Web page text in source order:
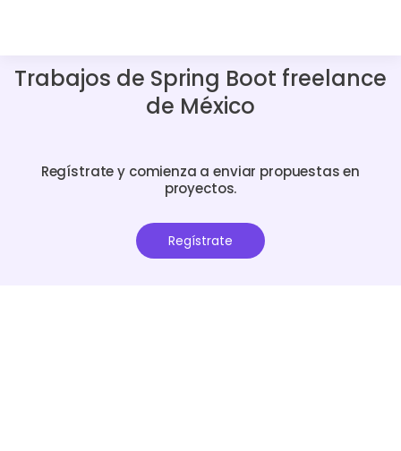
Trabajos de Spring Boot freelance
de México
Regístrate y comienza a enviar propuestas en
proyectos.
Regístrate